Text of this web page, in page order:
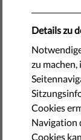
EU
zu
Details zu
zu
Cookies
Navigation
Cookies